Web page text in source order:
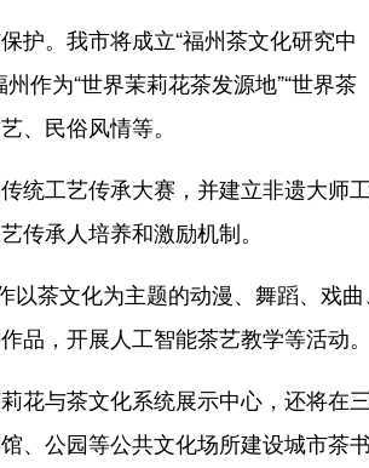
。我市将成立“福州茶文化研究中
作为“世界茉莉花茶发源地”“世界茶
、民俗风情等。
工艺传承大赛，并建立非遗大师
传承人培养和激励机制。
文化为主题的动漫、舞蹈、戏曲、
，开展人工智能茶艺教学等活动。
与茶文化系统展示中心，还将在
、公园等公共文化场所建设城市茶书